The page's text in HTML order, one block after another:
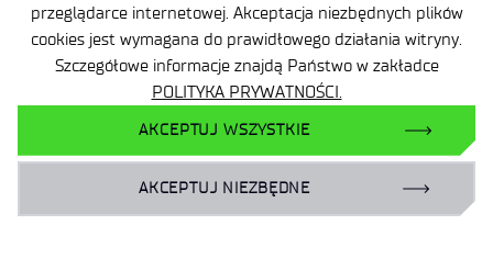
przeglądarce internetowej. Akceptacja niezbędnych plików
cookies jest wymagana do prawidłowego działania witryny.
Szczegółowe informacje znajdą Państwo w zakładce
POLITYKA PRYWATNOŚCI.
AKCEPTUJ WSZYSTKIE
AKCEPTUJ NIEZBĘDNE
Ważne informacje
Zamówienia publiczne
Wynajem powierzchni